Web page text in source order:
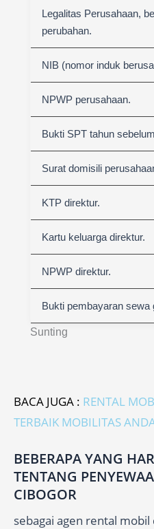
Sunting
Legalitas Perusahaan,
perubahan.
NIB (nomor induk
NPWP perusahaan.
Bukti SPT tahun
Surat domisili
KTP direktur.
Kartu keluarga direktur.
NPWP direktur.
Bukti pembayaran sewa
BACA JUGA : RENTAL
TERBAIK MOBILITAS
BEBERAPA YANG
TENTANG
CIBOGOR
sebagai agen rental